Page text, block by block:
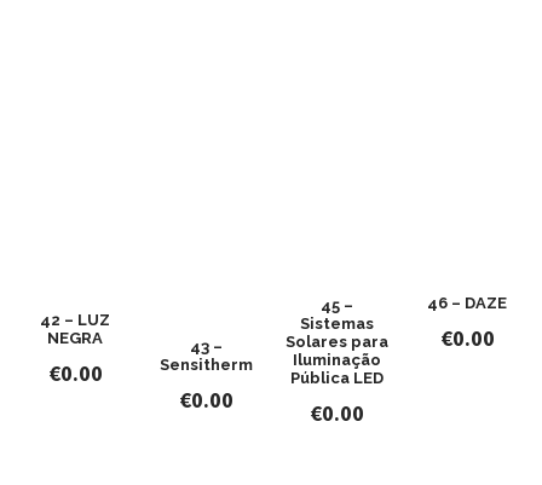
42 – LUZ
NEGRA
€0.00
43 –
Sensitherm
€0.00
45 –
Sistemas
Solares para
Iluminação
Pública LED
€0.00
46 – DAZE
€0.00